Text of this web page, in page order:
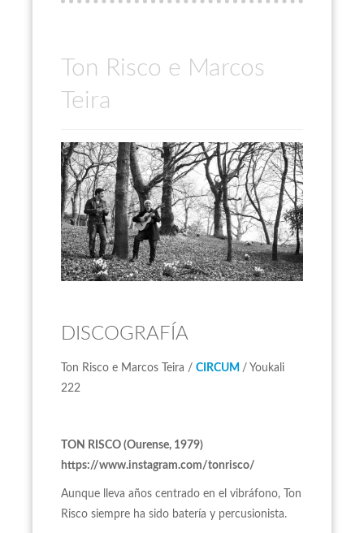
Ton Risco e Marcos
Teira
DISCOGRAFÍA
Ton Risco e Marcos Teira / CIRCUM / Youkali
222
TON RISCO (Ourense, 1979)
https://www.instagram.com/tonrisco/
Aunque lleva años centrado en el vibráfono, Ton
Risco siempre ha sido batería y percusionista.